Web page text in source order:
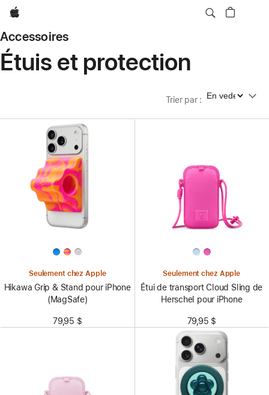
Apple
Accessoires
Étuis et protection
Trier par : Trier par
Seulement chez Apple
Hikawa Grip & Stand pour iPhone
(MagSafe)
79,95 $
Seulement chez Apple
Étui de transport Cloud Sling de
Herschel pour iPhone
79,95 $